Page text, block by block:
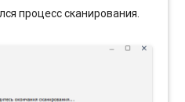
процесс сканирования.